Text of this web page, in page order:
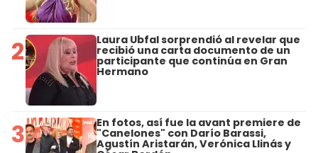
2 Laura Ubfal sorprendió al revelar que
recibió una carta documento de un
participante que continúa en Gran
Hermano
3 En fotos, así fue la avant premiere de
"Canelones" con Darío Barassi,
Agustín Aristarán, Verónica Llinás y